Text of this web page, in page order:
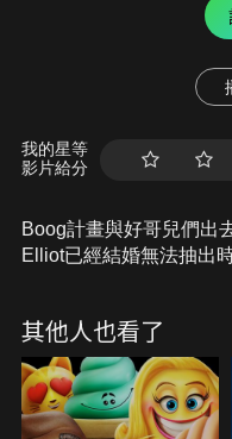
我的星等
影片給分
Boog計畫與好哥兒們出
Elliot已經結婚無法抽出
激。
其他人也看了